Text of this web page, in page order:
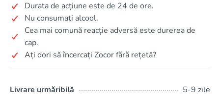
Durata de acțiune este de 24 de ore.
Nu consumați alcool.
Cea mai comună reacție adversă este durerea de
cap.
Ați dori să încercați Zocor fără rețetă?
Livrare urmăribilă
5-9 zile